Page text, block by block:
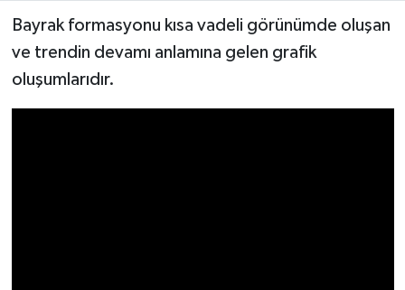
Bayrak formasyonu kısa vadeli görünümde oluşan
ve trendin devamı anlamına gelen grafik
oluşumlarıdır.
İletişim